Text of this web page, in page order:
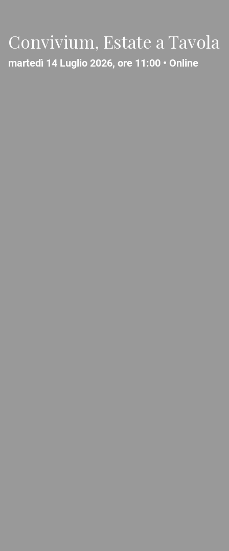
Convivium, Estate a Tavola
martedì 14 Luglio 2026, ore 11:00 • Online